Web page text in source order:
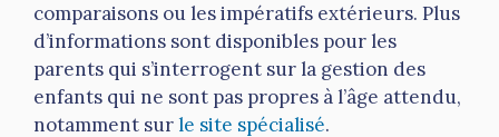
comparaisons ou les impératifs extérieurs. Plus
d’informations sont disponibles pour les
parents qui s’interrogent sur la gestion des
enfants qui ne sont pas propres à l’âge attendu,
notamment surle site spécialisé.